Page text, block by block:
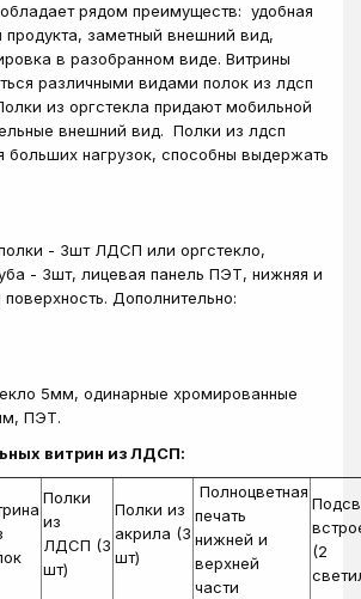
рядом преимуществ: удобная
продукта, заметный внешний вид,
в разобранном виде. Витрины
различными видами полок из лдсп
из оргстекла придают мобильной
внешний вид. Полки из лдсп
больших нагрузок, способны выдержать
- 3шт ЛДСП или оргстекло,
- 3шт, лицевая панель ПЭТ, нижняя и
Дополнительно:
5мм, одинарные хромированные
ПЭТ.
витрин из ЛДСП:
Полки
из
ЛДСП (3
шт)
Полки из
акрила (3
шт)
Полноцветная
печать
нижней и
верхней
части
(2